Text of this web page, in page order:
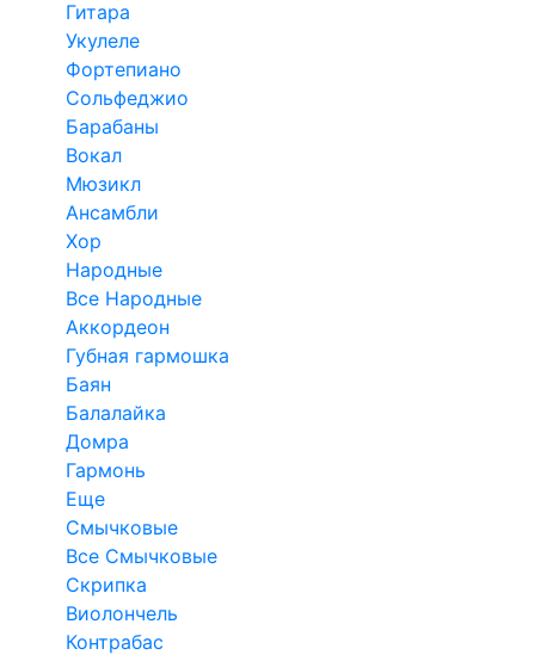
Гитара
Укулеле
Фортепиано
Сольфеджио
Барабаны
Вокал
Мюзикл
Ансамбли
Хор
Народные
Все Народные
Аккордеон
Губная гармошка
Баян
Балалайка
Домра
Гармонь
Еще
Смычковые
Все Смычковые
Скрипка
Виолончель
Контрабас